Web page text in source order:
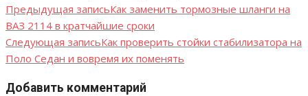
Навигация
по
записям
Предыдущая записьКак заменить тормозные шланги на
ВАЗ 2114 в кратчайшие сроки
Следующая записьКак проверить стойки стабилизатора на
Поло Седан и вовремя их поменять
Добавить комментарий